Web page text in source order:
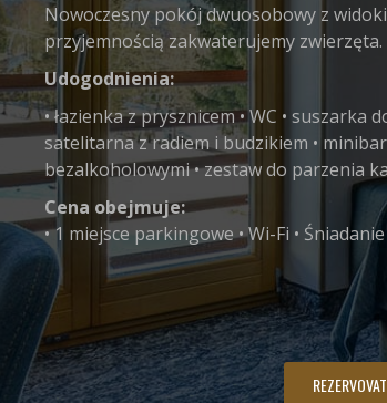
Nowoczesny pokój dwuosobowy z
przyjemnością zakwaterujemy zwierzęta.
Udogodnienia:
• łazienka z prysznicem • WC • suszarka
satelitarna z radiem i budzikiem •
bezalkoholowymi • zestaw do parzenia
Cena obejmuje:
• 1 miejsce parkingowe • Wi-Fi •